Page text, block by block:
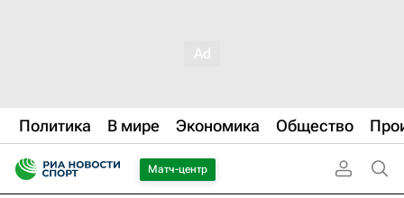
Политика В мире Экономика Общество
Матч-центр